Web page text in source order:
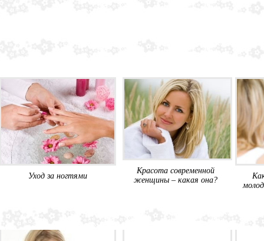
Уход за ногтями
Красота современной
женщины – какая она?